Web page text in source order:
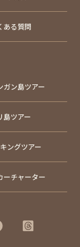
ある質問
ガン島ツアー
島ツアー
ングツアー
ーチャーター